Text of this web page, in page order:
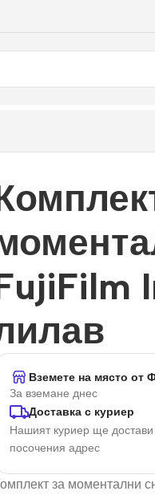
Вземете на място от
За вземане днес
Доставка с куриер
Нашият куриер ще
посочения адрес
за моментални